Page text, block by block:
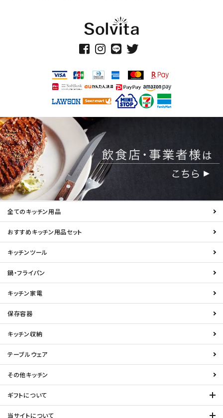
全てのキッチン用品
おすすめキッチン用品セット
キッチンツール
鍋・フライパン
キッチン家電
保存容器
キッチン収納
テーブルウェア
その他キッチン
ギフトについて
当サイトについて